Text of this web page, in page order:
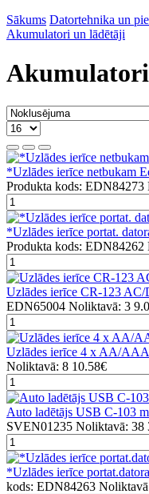
Sākums Datortehnika un
Akumulatori un lādētāji
*Uzlādes ierīce netbukam
Produkta kods: EDN84273
*Uzlādes ierīce portat.
Produkta kods: EDN84262
Uzlādes ierīce CR-123
EDN65004 Noliktavā: 3
Uzlādes ierīce 4 x AA/
Noliktavā: 8 10.58€
Auto ladētājs USB C-103
SVEN01235 Noliktavā: 38
*Uzlādes ierīce
kods: EDN84263